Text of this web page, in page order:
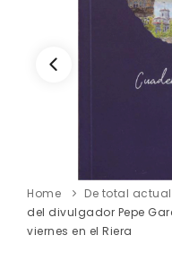
Home De total
del divulgador Pepe
viernes en el Riera